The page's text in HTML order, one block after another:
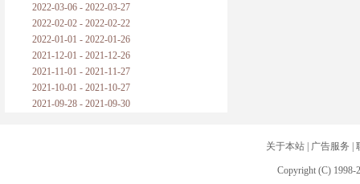
2022-03-06 - 2022-03-27
2022-02-02 - 2022-02-22
2022-01-01 - 2022-01-26
2021-12-01 - 2021-12-26
2021-11-01 - 2021-11-27
2021-10-01 - 2021-10-27
2021-09-28 - 2021-09-30
关于本站| 广告服务
Copyright (C) 1998-